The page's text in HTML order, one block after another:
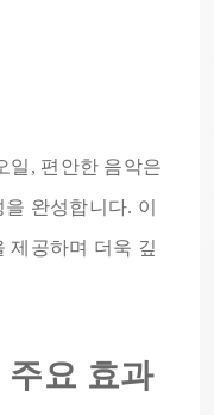
일, 편안한 음악은
완성합니다. 이
제공하며 더욱 깊
주요 효과